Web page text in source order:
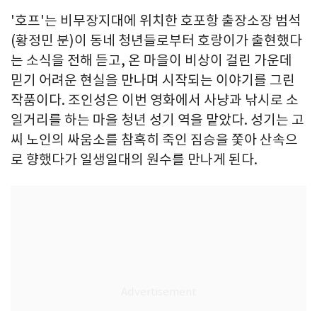
'호프'는 비무장지대에 위치한 호포항 출장소장 범석
(황정민 분)이 동네 청년들로부터 호랑이가 출현했다
는 소식을 전해 듣고, 온 마을이 비상이 걸린 가운데
믿기 어려운 현실을 만나며 시작되는 이야기를 그린
작품이다. 조인성은 이번 영화에서 사냥과 낚시로 소
일거리를 하는 마을 청년 성기 역을 맡았다. 성기는 고
씨 노인의 싸움소를 참혹히 죽인 짐승을 쫓아 산속으
로 향했다가 일생일대의 원수를 만나게 된다.